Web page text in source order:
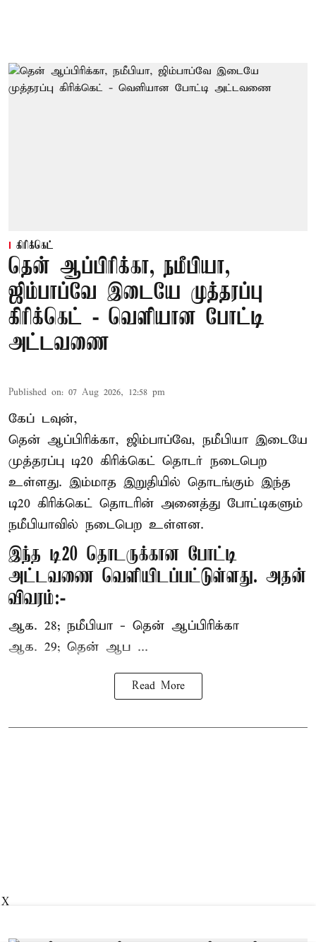
கிரிக்கெட்
தென் ஆப்பிரிக்கா, நமீபியா,
ஜிம்பாப்வே இடையே முத்தரப்பு
கிரிக்கெட் - வெளியான போட்டி
அட்டவணை
Published on: 07 Aug 2026, 12:58 pm
கேப் டவுன்,
தென் ஆப்பிரிக்கா, ஜிம்பாப்வே, நமீபியா இடையே
முத்தரப்பு டி20 கிரிக்கெட் தொடர் நடைபெற
உள்ளது. இம்மாத இறுதியில் தொடங்கும் இந்த
டி20 கிரிக்கெட் தொடரின் அனைத்து போட்டிகளும்
நமீபியாவில் நடைபெற உள்ளன.
இந்த டி20 தொடருக்கான போட்டி
அட்டவணை வெளியிடப்பட்டுள்ளது. அதன்
விவரம்:-
ஆக. 28; நமீபியா - தென் ஆப்பிரிக்கா
ஆக. 29; தென் ஆப ...
Read More
X